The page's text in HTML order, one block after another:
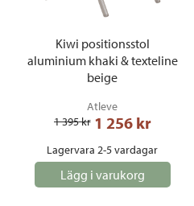
Kiwi positionsstol
aluminium khaki & texteline
beige
Atleve
1 395 kr 1 256 kr
Lagervara 2-5 vardagar
Lägg i varukorg